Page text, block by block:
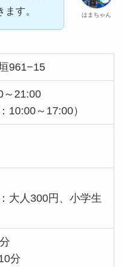
はまちゃん
す。
961−15
～21:00
10:00～17:00）
大人300円、小学生
分